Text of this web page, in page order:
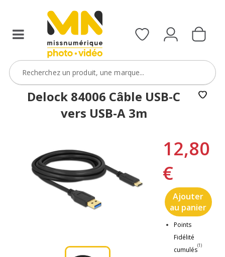
Delock 84006 Câble USB-C
vers USB-A 3m
12,80
€
Ajouter
au panier
Points
Fidélité
cumulés
(1)